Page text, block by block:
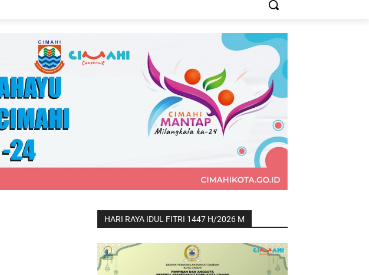
HARI RAYA IDUL FITRI 1447 H/2026 M